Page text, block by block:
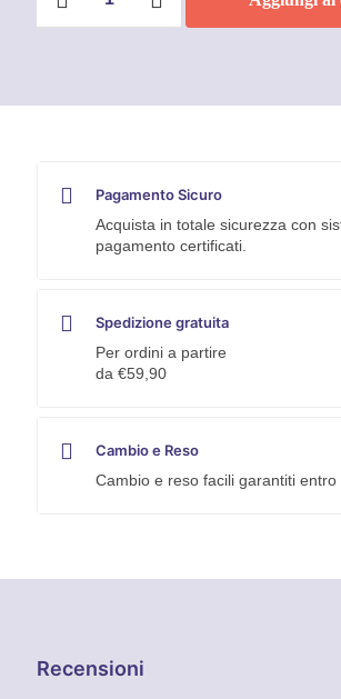
per
Pagamento Sicuro
Acquista in totale sicurezza con
pagamento certificati.
Spedizione gratuita
Per ordini a partire
da €59,90
Cambio e Reso
Cambio e reso facili garantiti entro
Recensioni